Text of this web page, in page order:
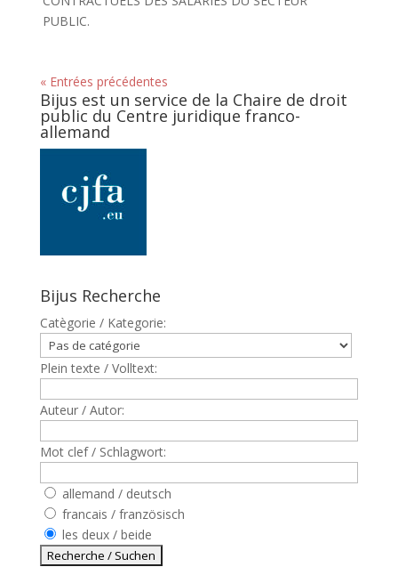
PUBLIC.
« Entrées précédentes
Bijus est un service de la Chaire de droit
public du Centre juridique franco-
allemand
Bijus Recherche
Catègorie / Kategorie:
Plein texte / Volltext:
Auteur / Autor:
Mot clef / Schlagwort:
allemand / deutsch
francais / französisch
les deux / beide